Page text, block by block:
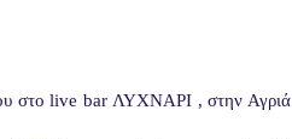
στοlive barΛΥΧΝΑΡΙ , στην Αγριά